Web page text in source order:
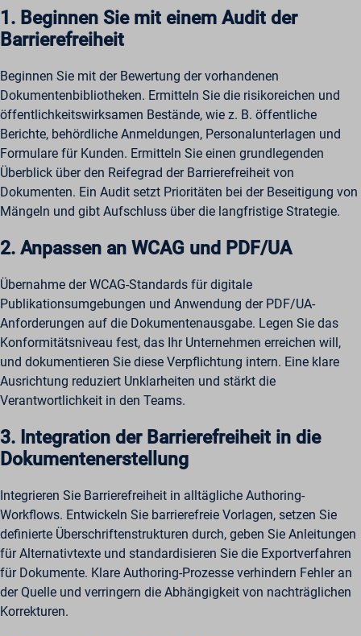
1. Beginnen Sie mit einem Audit der
Barrierefreiheit
Beginnen Sie mit der Bewertung der vorhandenen
Dokumentenbibliotheken. Ermitteln Sie die risikoreichen und
öffentlichkeitswirksamen Bestände, wie z. B. öffentliche
Berichte, behördliche Anmeldungen, Personalunterlagen und
Formulare für Kunden. Ermitteln Sie einen grundlegenden
Überblick über den Reifegrad der Barrierefreiheit von
Dokumenten. Ein Audit setzt Prioritäten bei der Beseitigung von
Mängeln und gibt Aufschluss über die langfristige Strategie.
2. Anpassen an WCAG und PDF/UA
Übernahme der WCAG-Standards für digitale
Publikationsumgebungen und Anwendung der PDF/UA-
Anforderungen auf die Dokumentenausgabe. Legen Sie das
Konformitätsniveau fest, das Ihr Unternehmen erreichen will,
und dokumentieren Sie diese Verpflichtung intern. Eine klare
Ausrichtung reduziert Unklarheiten und stärkt die
Verantwortlichkeit in den Teams.
3. Integration der Barrierefreiheit in die
Dokumentenerstellung
Integrieren Sie Barrierefreiheit in alltägliche Authoring-
Workflows. Entwickeln Sie barrierefreie Vorlagen, setzen Sie
definierte Überschriftenstrukturen durch, geben Sie Anleitungen
für Alternativtexte und standardisieren Sie die Exportverfahren
für Dokumente. Klare Authoring-Prozesse verhindern Fehler an
der Quelle und verringern die Abhängigkeit von nachträglichen
Korrekturen.
wp-postpass_*
wp-settings-*
wpe-auth
_pk_id*
_pk_ses*
mp_*_mixpanel
wordpressuser_16bb27147dd11b86705fc051b945e04b
Details anzeigen
_cs_id
_gcl_au
Weitere Dienste
Diese Kategorie umfasst alle Cookies, Domains und Dienste, die
eindeutig zugeordnet werden konnten.
Details anzeigen
_dd_s
_zitok
cbLDBex
fs_uid
NFWSESSID
ssm_au_c
wordpresspass_16bb27147dd11b86705fc051b945e04b
ws_form_*_hash